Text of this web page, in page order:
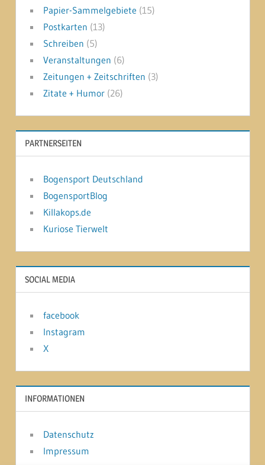
Papier-Sammelgebiete (15)
Postkarten (13)
Schreiben (5)
Veranstaltungen (6)
Zeitungen + Zeitschriften (3)
Zitate + Humor(26)
PARTNERSEITEN
Bogensport Deutschland
BogensportBlog
Killakops.de
Kuriose Tierwelt
SOCIAL MEDIA
facebook
Instagram
X
INFORMATIONEN
Datenschutz
Impressum